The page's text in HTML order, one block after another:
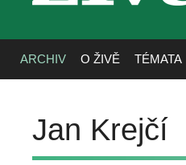
ARCHIV O ŽIVĚ TÉMATA
Jan Krejčí